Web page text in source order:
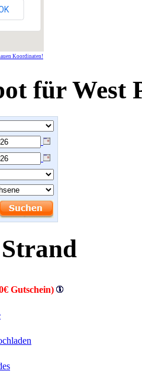
Koordinaten!
für West
Gutschein)